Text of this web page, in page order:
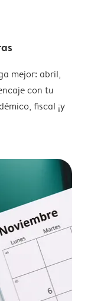
mejor: abril,
con tu
fiscal ¡y